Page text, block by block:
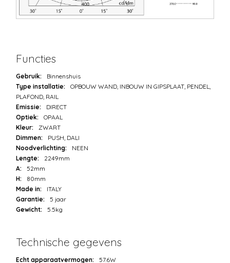
Functies
Gebruik:
Binnenshuis
Type installatie:
OPBOUW WAND, INBOUW IN GIPSPLAAT, PENDEL,
PLAFOND, RAIL
Emissie:
DIRECT
Optiek:
OPAAL
Kleur:
ZWART
Dimmen:
PUSH, DALI
Noodverlichting:
NEEN
Lengte:
2249mm
A:
52mm
H:
80mm
Made in:
ITALY
Garantie:
5 jaar
Gewicht:
5.5kg
Technische gegevens
Echt apparaatvermogen:
57.6W